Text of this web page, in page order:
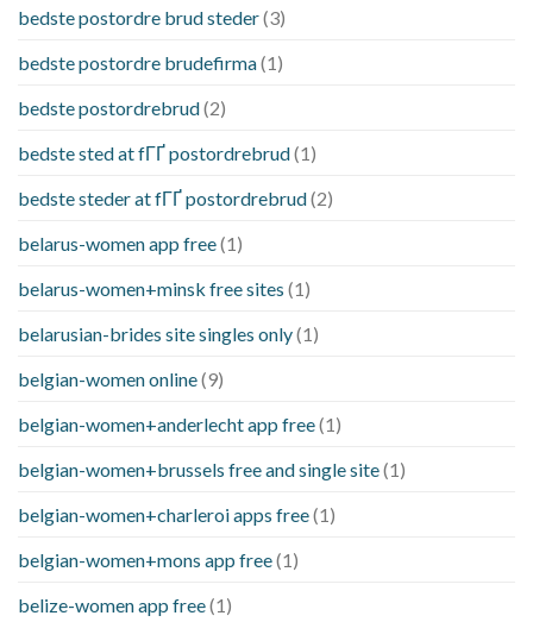
bedste postordre brud steder(3)
bedste postordre brudefirma(1)
bedste postordrebrud(2)
bedste sted at fГҐ postordrebrud(1)
bedste steder at fГҐ postordrebrud(2)
belarus-women app free(1)
belarus-women+minsk free sites (1)
belarusian-brides site singles only(1)
belgian-women online(9)
belgian-women+anderlecht app free(1)
belgian-women+brussels free and single site(1)
belgian-women+charleroi apps free(1)
belgian-women+mons app free(1)
belize-women app free(1)